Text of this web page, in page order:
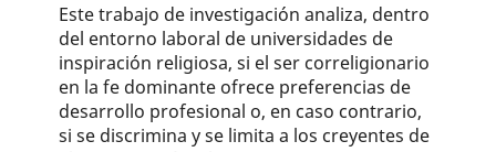
Este trabajo de investigación analiza, dentro
del entorno laboral de universidades de
inspiración religiosa, si el ser co­rreligionario
en la fe dominante ofrece preferencias de
desarrollo profesional o, en caso contrario,
si se discrimina y se limita a los creyentes de